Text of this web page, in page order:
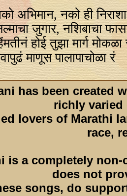
अभिमान, नको ही निराशा
जुगार, नशिबाचा
होई तुझा मार्ग मोकळा
माणूस पालापाचोळा रं
has been created
richly varied
lovers of Marathi
race,
is a completely
does not
songs, do